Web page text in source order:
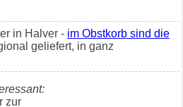
in Halver - im Obstkorb sind die
geliefert, in ganz
zur